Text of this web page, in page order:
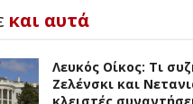
και αυτά
Λευκός Οίκος: Τι
Ζελένσκι και